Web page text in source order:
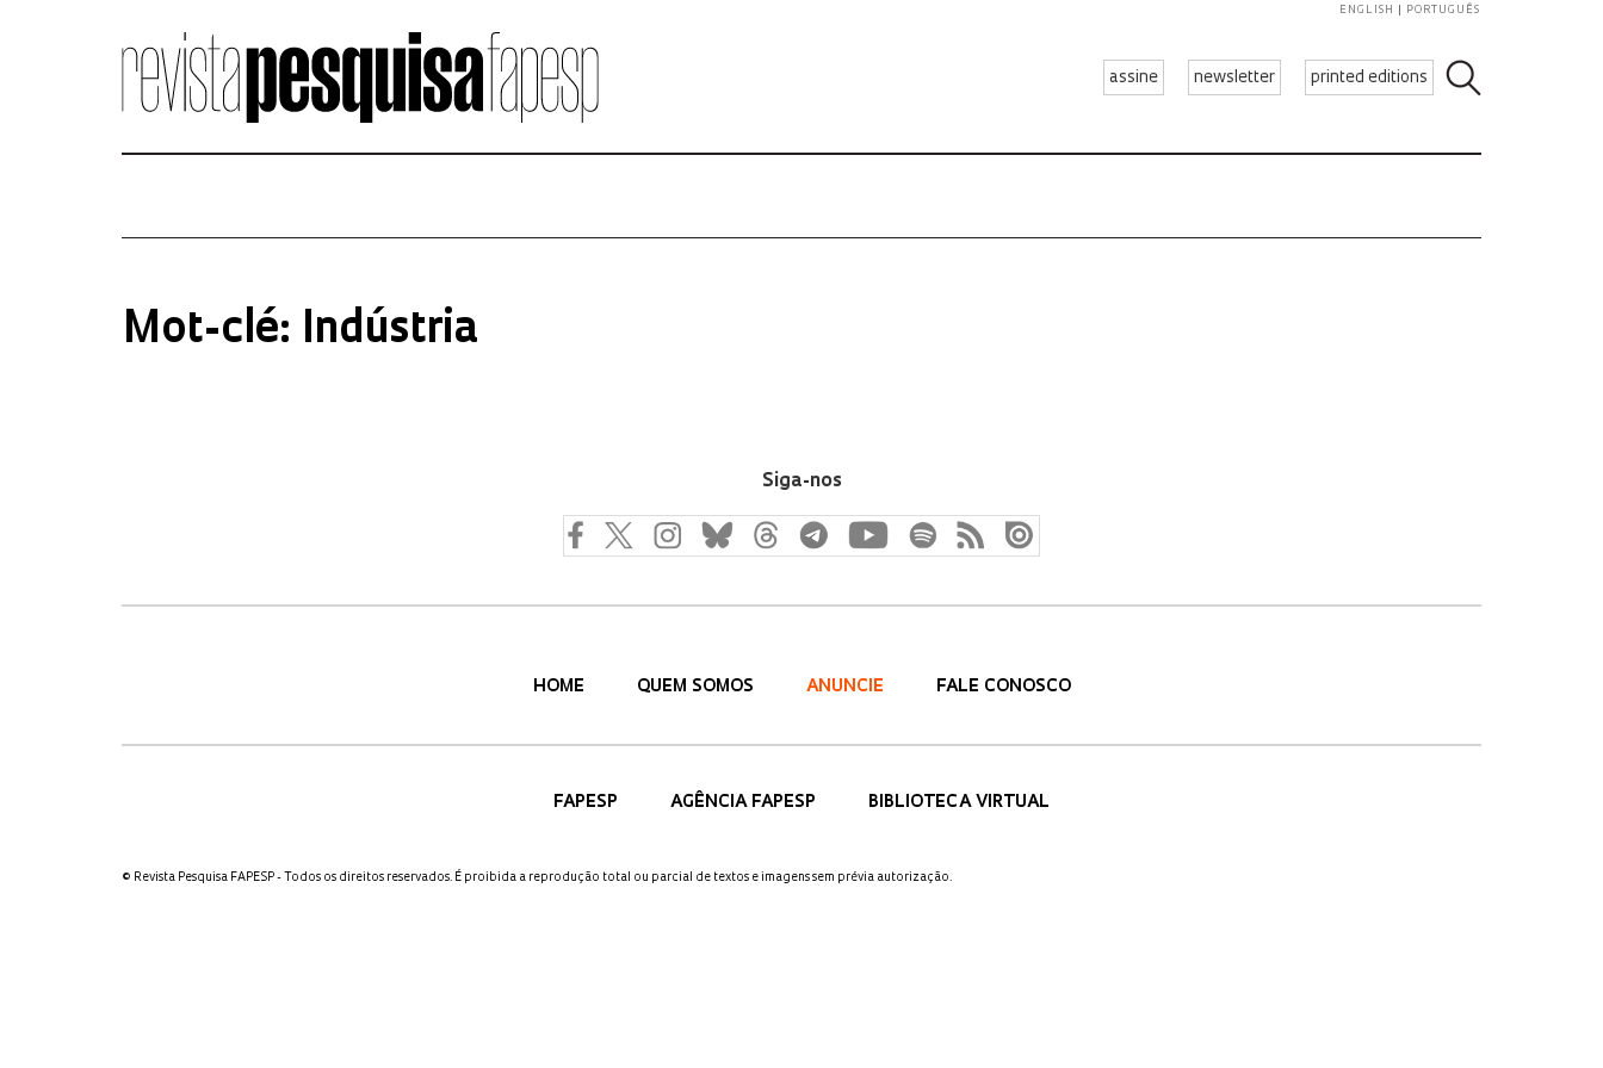
assine newsletter printed editions
ENGLISH PORTUGUÊS
Mot-clé: Indústria
Siga-nos
HOME QUEM SOMOS ANUNCIE FALE CONOSCO
FAPESP AGÊNCIA FAPESP BIBLIOTECA VIRTUAL
© Revista Pesquisa FAPESP - Todos os direitos reservados. É proibida a reprodução total ou parcial de textos e imagens sem prévia autorização.